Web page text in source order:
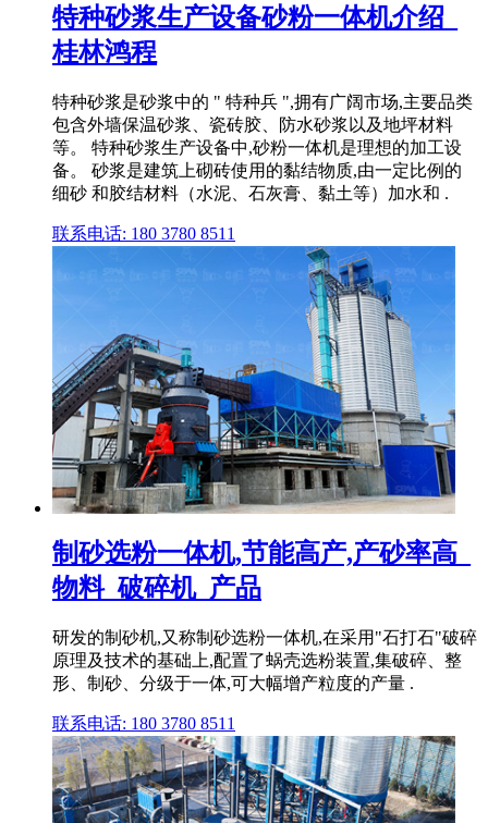
特种砂浆生产设备砂粉一体机介绍_
桂林鸿程
特种砂浆是砂浆中的 " 特种兵 ",拥有广阔市场,主要品类
包含外墙保温砂浆、瓷砖胶、防水砂浆以及地坪材料
等。 特种砂浆生产设备中,砂粉一体机是理想的加工设
备。 砂浆是建筑上砌砖使用的黏结物质,由一定比例的
细砂 和胶结材料（水泥、石灰膏、黏土等）加水和 .
联系电话: 180 3780 8511
制砂选粉一体机,节能高产,产砂率高_
物料_破碎机_产品
研发的制砂机,又称制砂选粉一体机,在采用"石打石"破碎
原理及技术的基础上,配置了蜗壳选粉装置,集破碎、整
形、制砂、分级于一体,可大幅增产粒度的产量 .
联系电话: 180 3780 8511